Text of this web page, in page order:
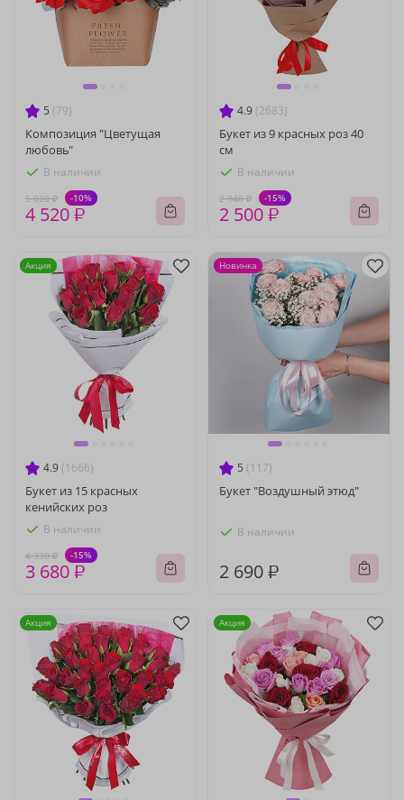
5 (79)
Композиция "Цветущая
любовь"
В наличии
5 020 ₽ -10%
4 520 ₽
4.9 (2683)
Букет из 9 красных роз 40
см
В наличии
2 940 ₽ -15%
2 500 ₽
4.9 (1666)
Букет из 15 красных
кенийских роз
В наличии
4 330 ₽ -15%
3 680 ₽
Акция
5 (117)
Букет "Воздушный этюд"
В наличии
2 690 ₽
Новинка
Акция Акция